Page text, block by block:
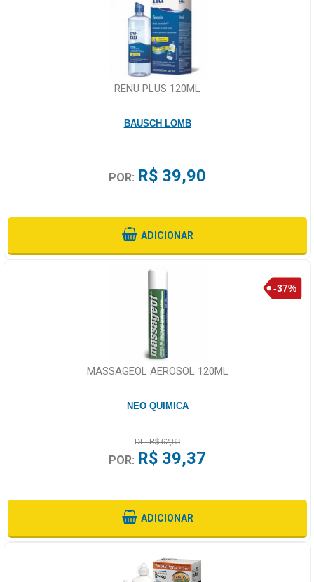
RENU PLUS 120ML
BAUSCH LOMB
POR: R$ 39,90
ADICIONAR
MASSAGEOL AEROSOL 120ML
NEO QUIMICA
DE: R$ 62,83
POR: R$ 39,37
ADICIONAR